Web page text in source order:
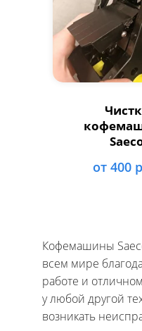
от 400
Кофемашины
всем мире
работе и
у любой другой
возникать